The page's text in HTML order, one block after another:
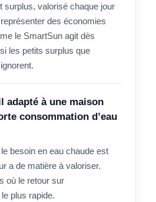
surplus, valorisé chaque jour
représenter des économies
le SmartSun agit dès
les petits surplus que
adapté à une maison
consommation d’eau
besoin en eau chaude est
a de matière à valoriser.
où le retour sur
plus rapide.